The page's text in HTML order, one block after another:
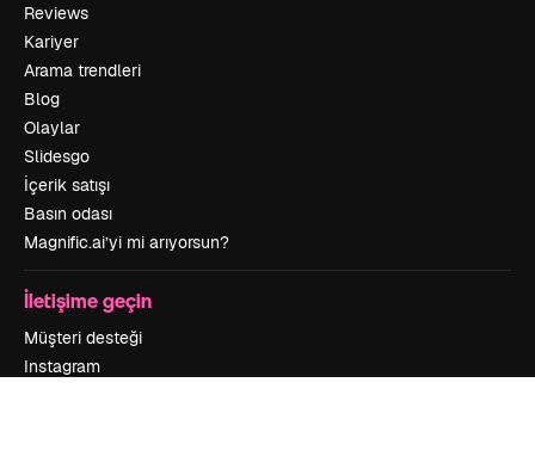
Reviews
Kariyer
Arama trendleri
Blog
Olaylar
Slidesgo
İçerik satışı
Basın odası
Magnific.ai’yi mi arıyorsun?
İletişime geçin
Müşteri desteği
Instagram